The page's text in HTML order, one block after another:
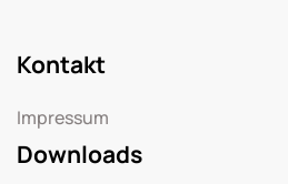
Kontakt
Impressum
Downloads